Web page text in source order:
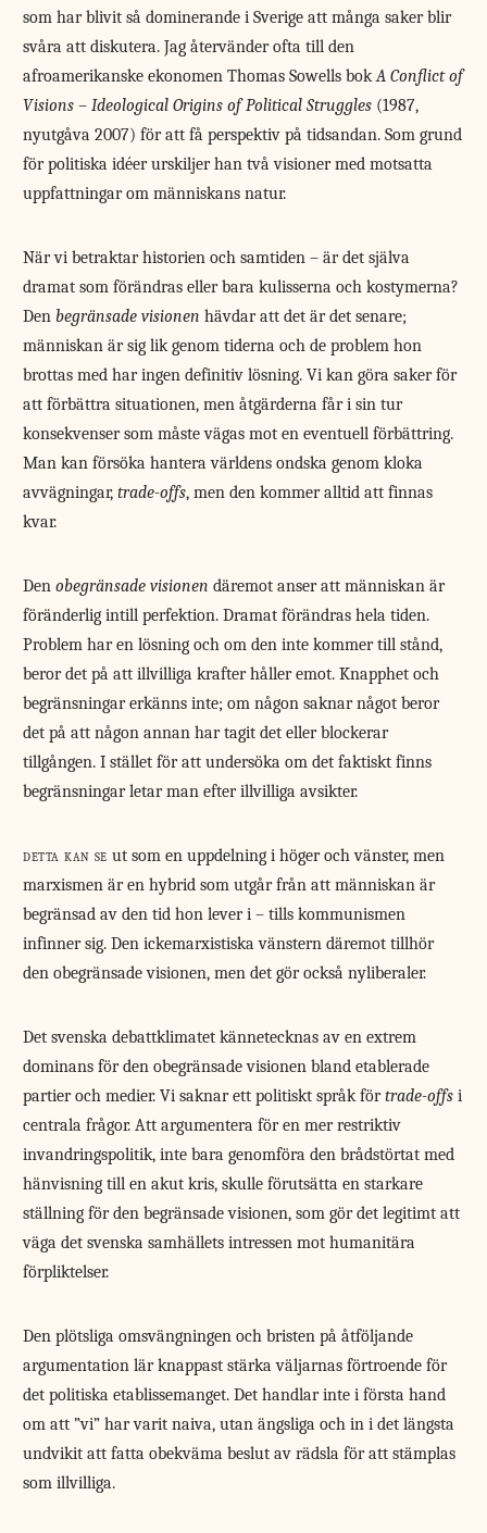
som har blivit så dominerande i Sverige att många saker blir
svåra att diskutera. Jag återvänder ofta till den
afroamerikanske ekonomen Thomas Sowells bokA Conflict of
Visions – Ideological Origins of Political Struggles (1987,
nyutgåva 2007) för att få perspektiv på tidsandan. Som grund
för politiska idéer urskiljer han två visioner med motsatta
uppfattningar om människans natur.
När vi betraktar historien och samtiden – är det själva
dramat som förändras eller bara kulisserna och kostymerna?
Den begränsade visionen hävdar att det är det senare;
människan är sig lik genom tiderna och de problem hon
brottas med har ingen definitiv lösning. Vi kan göra saker för
att förbättra situationen, men åtgärderna får i sin tur
konsekvenser som måste vägas mot en eventuell förbättring.
Man kan försöka hantera världens ondska genom kloka
avvägningar,trade-offs, men den kommer alltid att finnas
kvar.
Denobegränsade visionen däremot anser att människan är
föränderlig intill perfektion. Dramat förändras hela tiden.
Problem har en lösning och om den inte kommer till stånd,
beror det på att illvilliga krafter håller emot. Knapphet och
begränsningar erkänns inte; om någon saknar något beror
det på att någon annan har tagit det eller blockerar
tillgången. I stället för att undersöka om det faktiskt finns
begränsningar letar man efter illvilliga avsikter.
detta kan se ut som en uppdelning i höger och vänster, men
marxismen är en hybrid som utgår från att människan är
begränsad av den tid hon lever i – tills kommunismen
infinner sig. Den ickemarxistiska vänstern däremot tillhör
den obegränsade visionen, men det gör också nyliberaler.
Det svenska debattklimatet kännetecknas av en extrem
dominans för den obegränsade visionen bland etablerade
partier och medier. Vi saknar ett politiskt språk förtrade-offs i
centrala frågor. Att argumentera för en mer restriktiv
invandringspolitik, inte bara genomföra den brådstörtat med
hänvisning till en akut kris, skulle förutsätta en starkare
ställning för den begränsade visionen, som gör det legitimt att
väga det svenska samhällets intressen mot humanitära
förpliktelser.
Den plötsliga omsvängningen och bristen på åtföljande
argumentation lär knappast stärka väljarnas förtroende för
det politiska etablissemanget. Det handlar inte i första hand
om att ”vi” har varit naiva, utan ängsliga och in i det längsta
undvikit att fatta obekväma beslut av rädsla för att stämplas
som illvilliga.